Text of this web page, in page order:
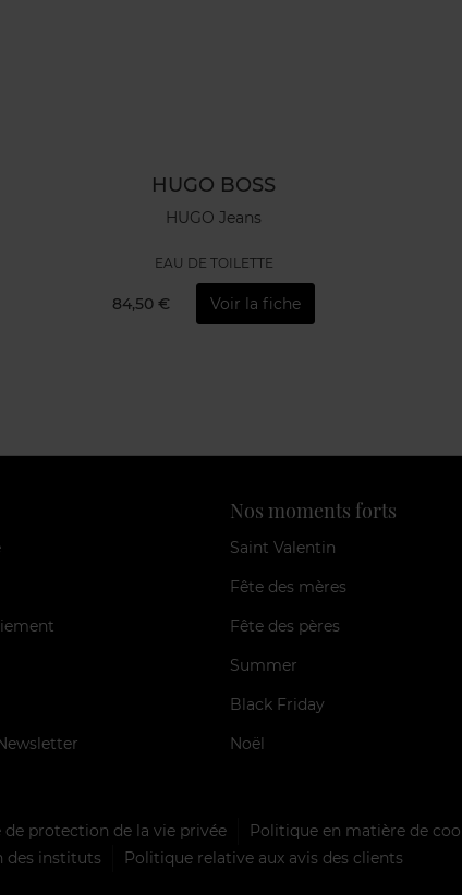
HUGO BOSS
HUGO Jeans
EAU DE TOILETTE
84,50 € Voir la fiche
Nos moments forts
Saint Valentin
Fête des mères
Fête des pères
Summer
Black Friday
Noël
de protection de la vie privée Politique en matière de
des instituts Politique relative aux avis des clients